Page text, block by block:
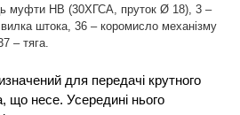
муфти НВ (30ХГСА, пруток Ø 18), 3 –
вилка штока, 36 – коромисло механізму
– тяга.
для передачі крутного
що несе. Усередині нього